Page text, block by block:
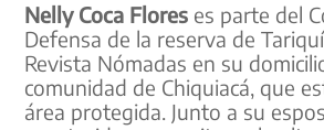
Nelly Coca Flores es parte del
Defensa de la reserva de
Revista Nómadas en su
comunidad de Chiquiacá, que
área protegida. Junto a su